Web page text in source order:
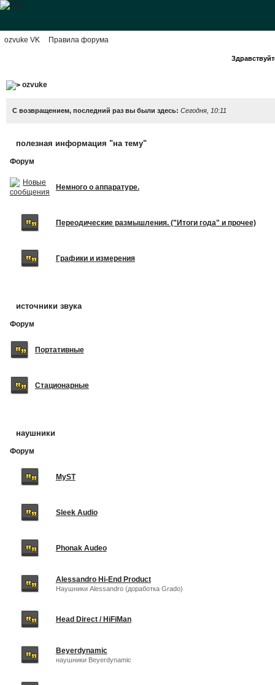
ozvuke VK Правила форума
ozvuke
С возвращением, последний раз вы были здесь: Сегодня, 10:11
полезная информация "на тему"
Форум
Немного о аппаратуре.
Переодические размышления. ("Итоги года" и прочее)
Графики и измерения
источники звука
Форум
Портативные
Стационарные
наушники
Форум
MyST
Sleek Audio
Phonak Audeo
Alessandro Hi-End Product
Наушники Alessandro (доработка Grado)
Head Direct / HiFiMan
Beyerdynamic
наушники Beyerdynamic